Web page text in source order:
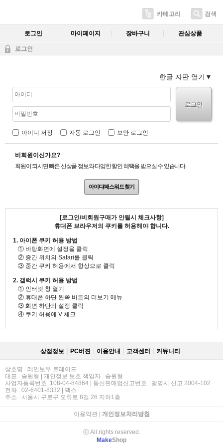
카테고리 검색
로그인 마이페이지 장바구니 관심상품
로그인
한글 자판 열기
로그인
아이디 저장 자동 로그인 보안 로그인
비회원이신가요?
회원이 되시면 빠른 신상품 정보와 다양한 할인 혜택을 받으실 수 있습니다.
아이디/패스워드 찾기
[로그인/비회원구매가 안될시 체크사항]
휴대폰 브라우저의 쿠키를 허용해야 합니다.
1. 아이폰 쿠키 허용 방법
① 바탕화면에 설정을 클릭
② 중간 위치의 Safari를 클릭
③ 중간 쿠키 허용에서 항상으로 클릭
2. 갤럭시 쿠키 허용 방법
① 인터넷 창 열기
② 휴대폰 하단 왼쪽 버튼의 더보기 메뉴
③ 화면 하단의 설정 클릭
④ 쿠키 허용에 V 체크
상점정보 PC버젼 이용안내 고객센터 커뮤니티
상호명 : 레인보우 트레이드
대표 : 송원형 | 개인정보 보호 책임자 : 송원형
사업자등록번호 :108-04-84864 | 통신판매업신고번호 : 광명시 신고 2004-102
전화 : 02-6401-8332 | 팩스 :
주소 : 서울시 구로구 오류로 8길 26 지하1층
이용약관| 개인정보처리방침
ⓒ All rights reserved.
MakeShop